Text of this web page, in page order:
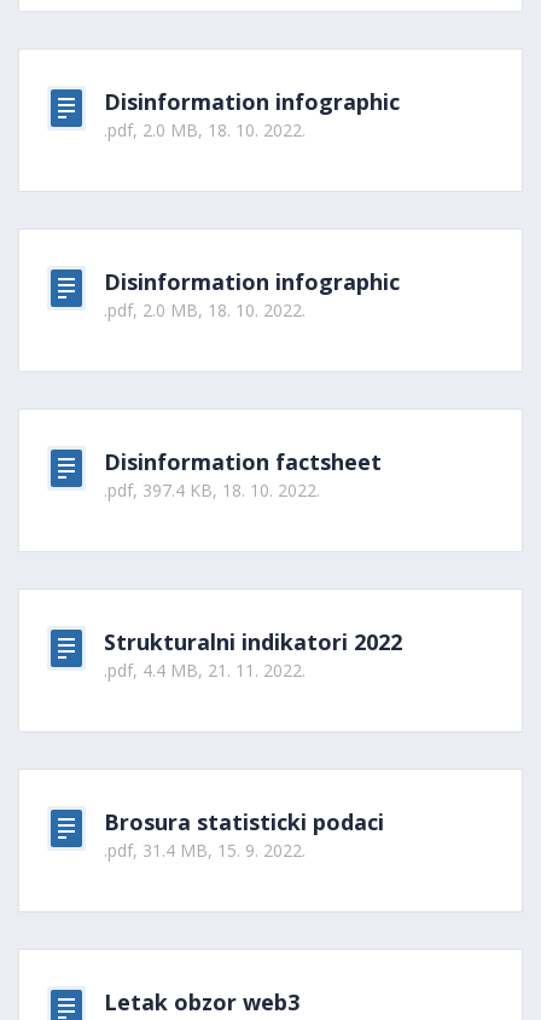
Disinformation infographic
.pdf, 2.0 MB, 18. 10. 2022.
Disinformation infographic
.pdf, 2.0 MB, 18. 10. 2022.
Disinformation factsheet
.pdf, 397.4 KB, 18. 10. 2022.
Strukturalni indikatori 2022
.pdf, 4.4 MB, 21. 11. 2022.
Brosura statisticki podaci
.pdf, 31.4 MB, 15. 9. 2022.
Letak obzor web3